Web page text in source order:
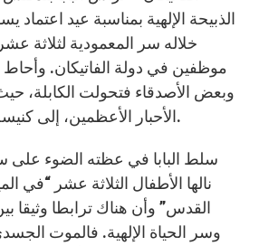
الذبيحة الإلهية بمناسبة عيد اعتماد
خلاله سر المعمودية لثلاثة
موظفين في دولة الفاتيكان. وأحاط
وبعض الأصدقاء فتحولت الكابلة،
الأحبار الأعظمين، إلى كنيسة بيتية ورعية صغيرة.
سلط البابا في عظته الضوء على سر
نالها الأطفال الثلاثة عشر “في
القدس” وأن هناك ترابطا وثيقا
وسر الحياة الإلهية. فالموت